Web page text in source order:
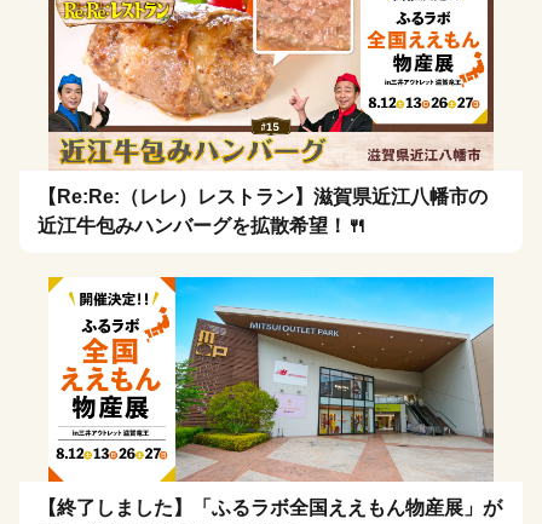
【Re:Re:（レレ）レストラン】滋賀県近江八幡市の
近江牛包みハンバーグを拡散希望！🍴
【終了しました】「ふるラボ全国ええもん物産展」が